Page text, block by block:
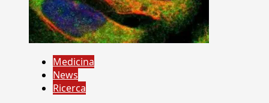
Medicina
News
Ricerca